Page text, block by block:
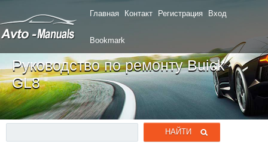
Главная Контакт Регистрация Вход
Bookmark
Руководство по ремонту Buick
GL8